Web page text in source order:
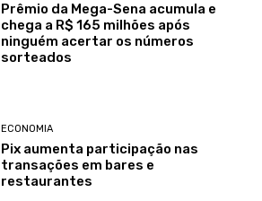
Prêmio da Mega-Sena acumula e
chega a R$ 165 milhões após
ninguém acertar os números
sorteados
ECONOMIA
Pix aumenta participação nas
transações em bares e
restaurantes